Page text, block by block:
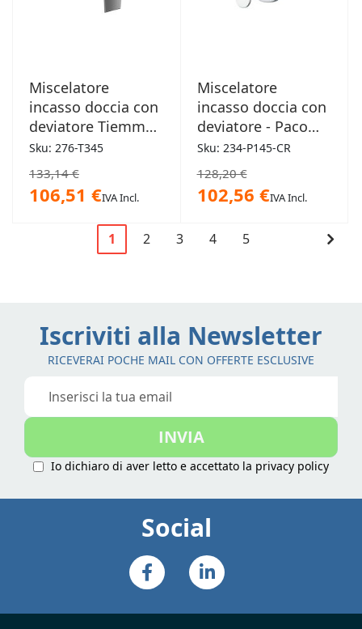
Miscelatore
incasso doccia con
deviatore Tiemme -
Ten
Sku: 276-T345
133,14 €
106,51 €IVA Incl.
Miscelatore
incasso doccia con
deviatore - Paco
cromo
Sku: 234-P145-CR
128,20 €
102,56 €IVA Incl.
Pagina
Attualmente
la
pagina
1 Pagina
2 Pagina
3 Pagina
4 Pagina
5
Iscriviti alla Newsletter
RICEVERAI POCHE MAIL CON OFFERTE ESCLUSIVE
Iscriviti
nostra
INVIA
Io dichiaro di aver letto e accettato la privacy policy
Social